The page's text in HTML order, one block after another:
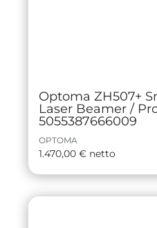
Optoma ZH507+
Laser Beamer /
5055387666009
OPTOMA
1.470,00 € netto